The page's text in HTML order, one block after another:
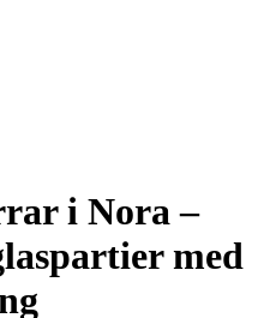
i Nora –
med